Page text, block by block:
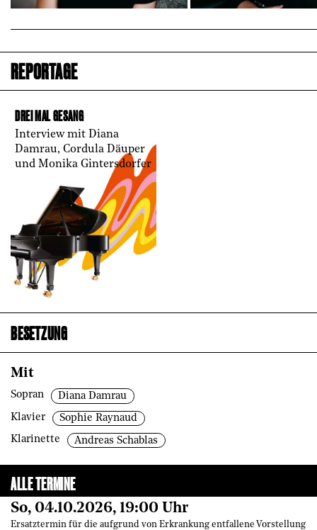
REPORTAGE
DREI MAL GESANG
Interview mit Diana
Damrau, Cordula Däuper
und Monika Gintersdorfer
BESETZUNG
Mit
Sopran
Diana Damrau
Klavier
Sophie Raynaud
Klarinette
Andreas Schablas
ALLE TERMINE
So, 04.10.2026, 19:00 Uhr
Ersatztermin für die aufgrund von Erkrankung entfallene Vorstellung